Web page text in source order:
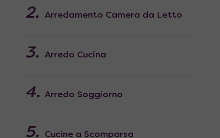
Arredamento Camera da Letto
Arredo Cucina
Arredo Soggiorno
Cucine a Scomparsa